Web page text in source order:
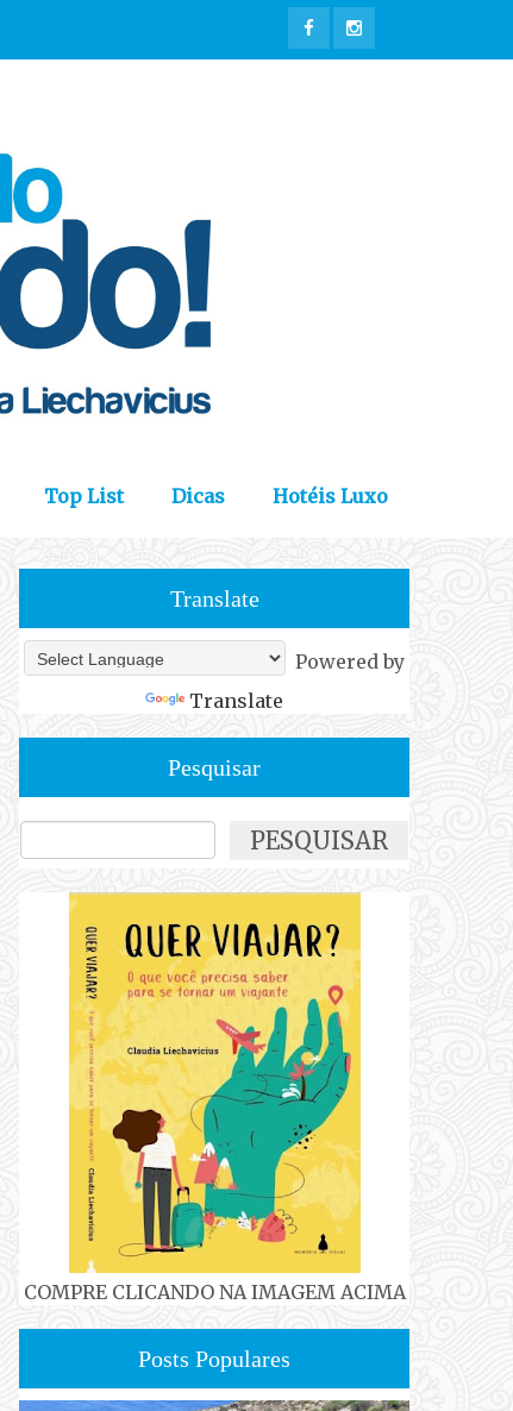
Top List Dicas Hotéis Luxo
Translate
Powered by
Translate
Pesquisar
COMPRE CLICANDO NA IMAGEM ACIMA
Posts Populares